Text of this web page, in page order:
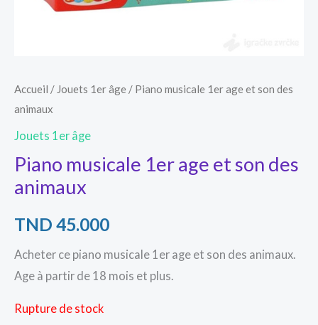
Accueil / Jouets 1er âge / Piano musicale 1er age et son des
animaux
Jouets 1er âge
Piano musicale 1er age et son des
animaux
TND 45.000
Acheter ce piano musicale 1er age et son des animaux.
Age à partir de 18 mois et plus.
Rupture de stock